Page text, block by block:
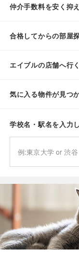
仲介手数料を安く抑
合格してからの部屋
エイブルの店舗へ行
気に入る物件が見つ
学校名・駅名を入力